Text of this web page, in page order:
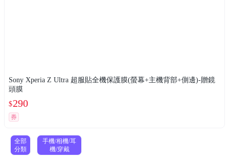
Sony Xperia Z Ultra 超服貼全機保護膜(螢幕+主機背部+側邊)-贈鏡
頭膜
$290
券
全部
分類
手機/相機/耳
機/穿戴